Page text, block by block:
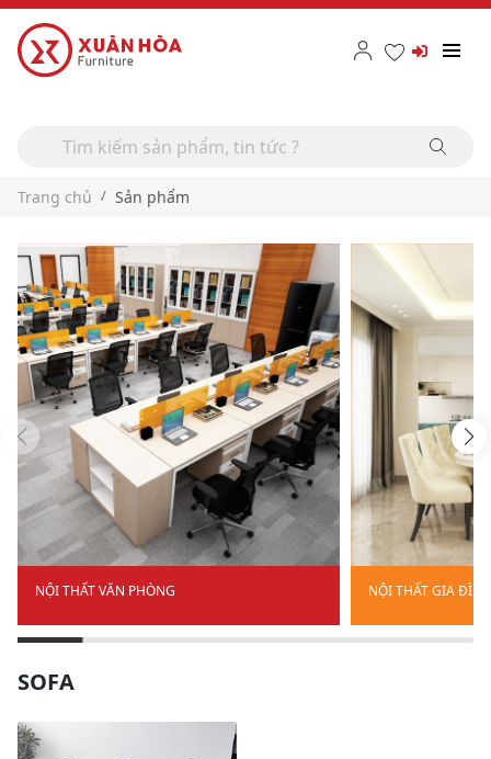
Trang chủ Sản phẩm
NỘI THẤT VĂN PHÒNG NỘI THẤT GIA
SOFA